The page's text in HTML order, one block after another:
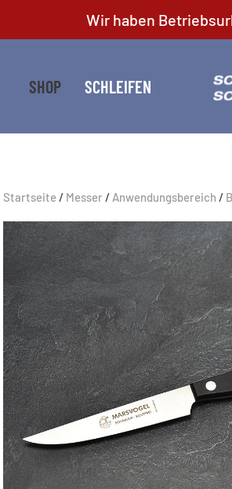
Wir haben
SHOP SCHLEIFEN
Startseite/ Messer / Anwendungsbereich /